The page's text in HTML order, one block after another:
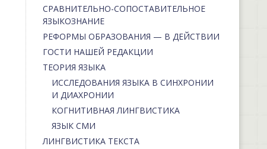
СРАВНИТЕЛЬНО-СОПОСТАВИТЕЛЬНОЕ
ЯЗЫКОЗНАНИЕ
РЕФОРМЫ ОБРАЗОВАНИЯ — В ДЕЙСТВИИ
ГОСТИ НАШЕЙ РЕДАКЦИИ
ТЕОРИЯ ЯЗЫКА
ИССЛЕДОВАНИЯ ЯЗЫКА В СИНХРОНИИ
И ДИАХРОНИИ
КОГНИТИВНАЯ ЛИНГВИСТИКА
ЯЗЫК СМИ
ЛИНГВИСТИКА ТЕКСТА